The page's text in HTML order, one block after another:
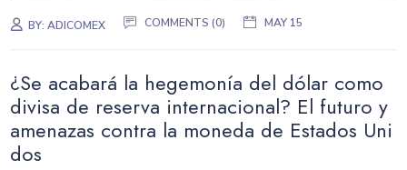
BY:ADICOMEX COMMENTS (0) MAY 15
¿Se acabará la hegemonía del dólar como
divisa de reserva internacional? El futuro y
amenazas contra la moneda de Estados Uni
dos